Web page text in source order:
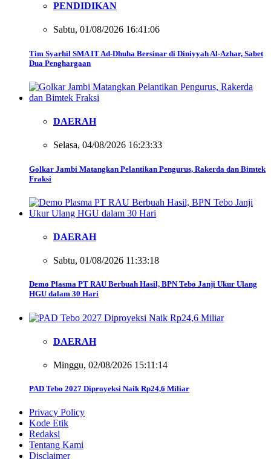
PENDIDIKAN
Sabtu, 01/08/2026 16:41:06
Tim Syarhil SMA IT Ad-Dhuha Bersinar di Diniyyah Al-Azhar, Sabet
Dua Penghargaan
DAERAH
Selasa, 04/08/2026 16:23:33
Golkar Jambi Matangkan Pelantikan Pengurus, Rakerda dan Bimtek
Fraksi
DAERAH
Sabtu, 01/08/2026 11:33:18
Demo Plasma PT RAU Berbuah Hasil, BPN Tebo Janji Ukur Ulang
HGU dalam 30 Hari
DAERAH
Minggu, 02/08/2026 15:11:14
PAD Tebo 2027 Diproyeksi Naik Rp24,6 Miliar
Privacy Policy
Kode Etik
Redaksi
Tentang Kami
Disclaimer